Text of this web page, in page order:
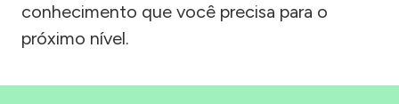
conhecimento que você precisa para o
próximo nível.